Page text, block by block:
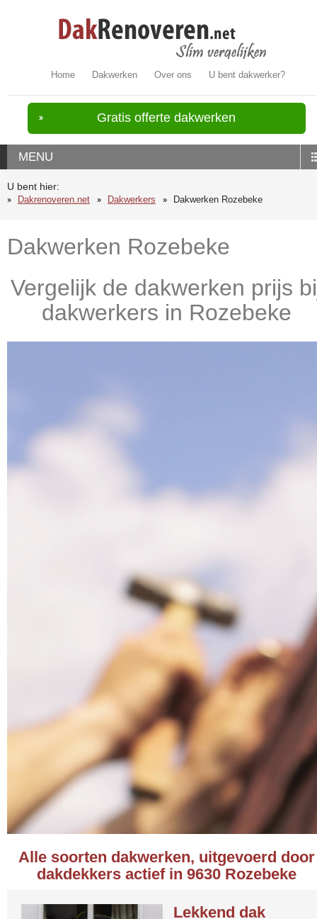
Home Dakwerken Over ons U bent dakwerker?
Gratis offerte dakwerken
MENU
U bent hier:
Dakrenoveren.net
Dakwerkers Dakwerken Rozebeke
Dakwerken Rozebeke
Vergelijk de dakwerken prijs
dakwerkers in Rozebeke
Alle soorten dakwerken, uitgevoerd door
dakdekkers actief in 9630 Rozebeke
Lekkend dak